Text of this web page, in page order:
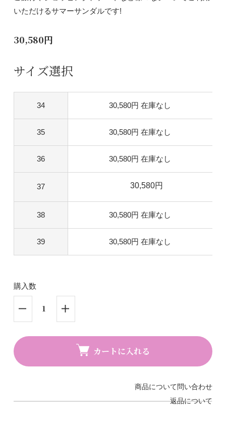
いただけるサマーサンダルです!
30,580円
サイズ選択
34 30,580円在庫なし
35 30,580円在庫なし
36 30,580円在庫なし
37 30,580円
38 30,580円在庫なし
39 30,580円在庫なし
購入数
カートに入れる
商品について問い合わせ
返品について